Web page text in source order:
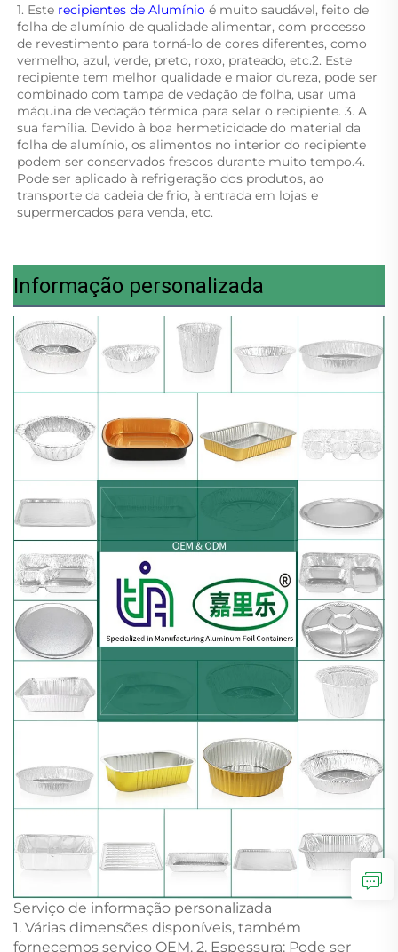
1. Este recipientes de Alumínio é muito saudável, feito de
folha de alumínio de qualidade alimentar, com processo
de revestimento para torná-lo de cores diferentes, como
vermelho, azul, verde, preto, roxo, prateado, etc.2. Este
recipiente tem melhor qualidade e maior dureza, pode ser
combinado com tampa de vedação de folha, usar uma
máquina de vedação térmica para selar o recipiente. 3. A
sua família. Devido à boa hermeticidade do material da
folha de alumínio, os alimentos no interior do recipiente
podem ser conservados frescos durante muito tempo.4.
Pode ser aplicado à refrigeração dos produtos, ao
transporte da cadeia de frio, à entrada em lojas e
supermercados para venda, etc.
Informação personalizada
Serviço de informação personalizada
1. Várias dimensões disponíveis, também
fornecemos serviço OEM. 2. Espessura: Pode ser